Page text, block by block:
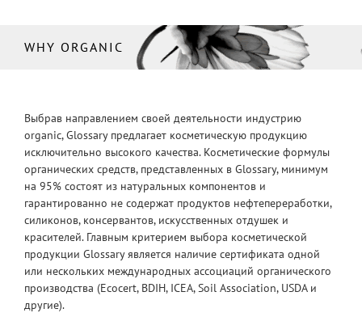
WHY ORGANIC
Выбрав направлением своей деятельности индустрию
organic, Glossary предлагает косметическую продукцию
исключительно высокого качества. Косметические формулы
органических средств, представленных в Glossary, минимум
на 95% состоят из натуральных компонентов и
гарантированно не содержат продуктов нефтепереработки,
силиконов, консервантов, искусственных отдушек и
красителей. Главным критерием выбора косметической
продукции Glossary является наличие сертификата одной
или нескольких международных ассоциаций органического
производства (Ecocert, BDIH, ICEA, Soil Association, USDA и
другие).